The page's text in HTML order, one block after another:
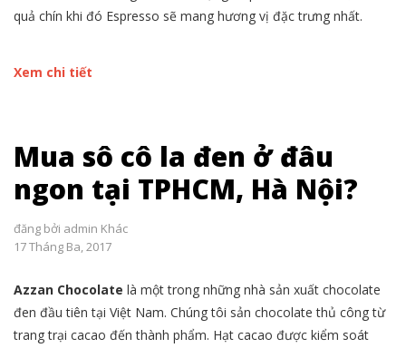
quả chín khi đó Espresso sẽ mang hương vị đặc trưng nhất.
Xem chi tiết
Mua sô cô la đen ở đâu
ngon tại TPHCM, Hà Nội?
đăng bởi admin Khác
17 Tháng Ba, 2017
Azzan Chocolate là một trong những nhà sản xuất chocolate
đen đầu tiên tại Việt Nam. Chúng tôi sản chocolate thủ công từ
trang trại cacao đến thành phẩm. Hạt cacao được kiểm soát